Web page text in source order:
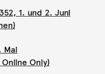
1. und 2. Juni
Mai
Only)